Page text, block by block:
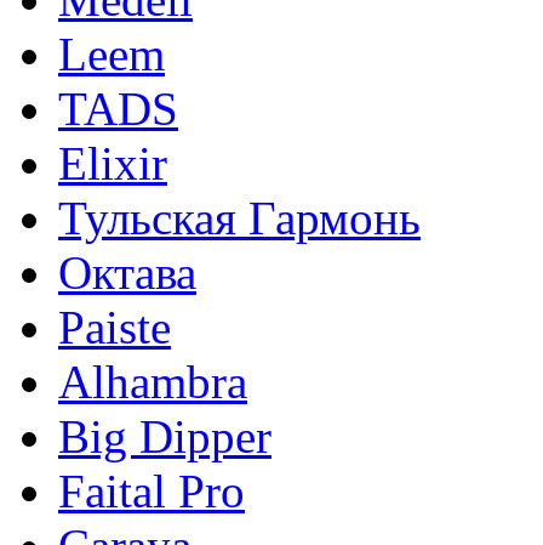
Leem
TADS
Elixir
Тульская Гармонь
Октава
Paiste
Alhambra
Big Dipper
Faital Pro